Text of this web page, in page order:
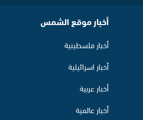
أخبار موقع الشمس
أخبار فلسطينية
أخبار اسرائيلية
أخبار عربية
أخبار عالمية